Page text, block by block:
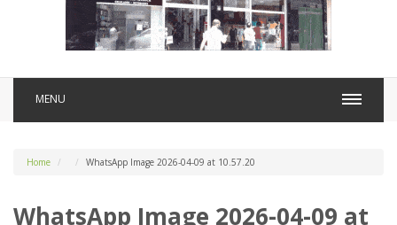
MENU
Home WhatsApp Image 2026-04-09 at 10.57.20
WhatsApp Image 2026-04-09 at